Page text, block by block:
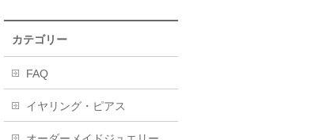
カテゴリー
FAQ
イヤリング・ピアス